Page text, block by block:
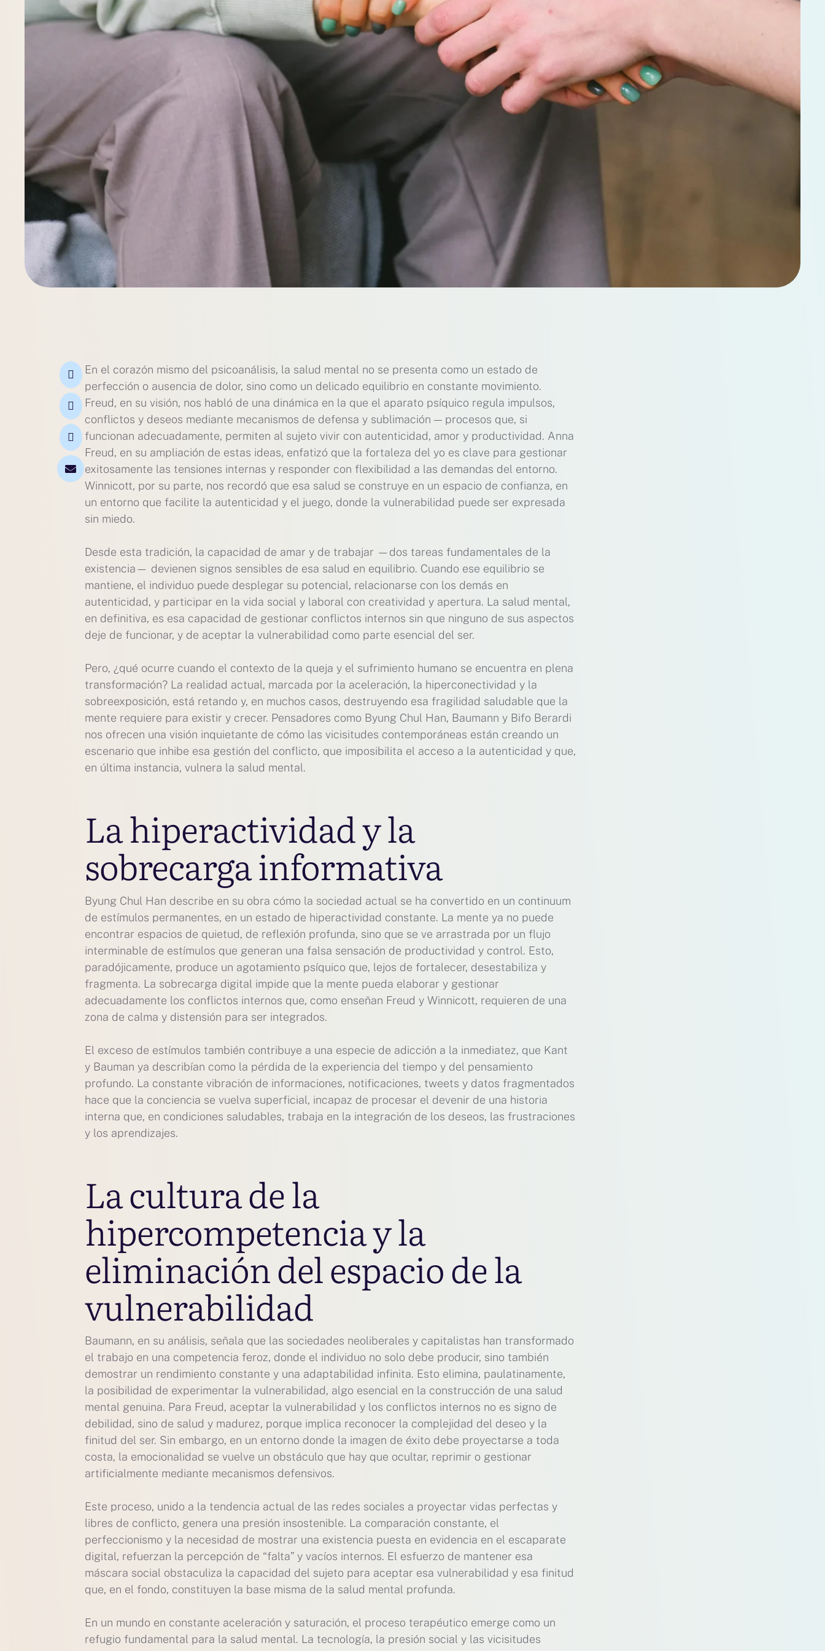
En el corazón mismo del psicoanálisis, la salud mental no se presenta como un estado de
perfección o ausencia de dolor, sino como un delicado equilibrio en constante movimiento.
Freud, en su visión, nos habló de una dinámica en la que el aparato psíquico regula impulsos,
conflictos y deseos mediante mecanismos de defensa y sublimación — procesos que, si
funcionan adecuadamente, permiten al sujeto vivir con autenticidad, amor y productividad. Anna
Freud, en su ampliación de estas ideas, enfatizó que la fortaleza del yo es clave para gestionar
exitosamente las tensiones internas y responder con flexibilidad a las demandas del entorno.
Winnicott, por su parte, nos recordó que esa salud se construye en un espacio de confianza, en
un entorno que facilite la autenticidad y el juego, donde la vulnerabilidad puede ser expresada
sin miedo.
Desde esta tradición, la capacidad de amar y de trabajar —dos tareas fundamentales de la
existencia— devienen signos sensibles de esa salud en equilibrio. Cuando ese equilibrio se
mantiene, el individuo puede desplegar su potencial, relacionarse con los demás en
autenticidad, y participar en la vida social y laboral con creatividad y apertura. La salud mental,
en definitiva, es esa capacidad de gestionar conflictos internos sin que ninguno de sus aspectos
deje de funcionar, y de aceptar la vulnerabilidad como parte esencial del ser.
Pero, ¿qué ocurre cuando el contexto de la queja y el sufrimiento humano se encuentra en plena
transformación? La realidad actual, marcada por la aceleración, la hiperconectividad y la
sobreexposición, está retando y, en muchos casos, destruyendo esa fragilidad saludable que la
mente requiere para existir y crecer. Pensadores como Byung Chul Han, Baumann y Bifo Berardi
nos ofrecen una visión inquietante de cómo las vicisitudes contemporáneas están creando un
escenario que inhibe esa gestión del conflicto, que imposibilita el acceso a la autenticidad y que,
en última instancia, vulnera la salud mental.
La hiperactividad y la
sobrecarga informativa
Byung Chul Han describe en su obra cómo la sociedad actual se ha convertido en un continuum
de estímulos permanentes, en un estado de hiperactividad constante. La mente ya no puede
encontrar espacios de quietud, de reflexión profunda, sino que se ve arrastrada por un flujo
interminable de estímulos que generan una falsa sensación de productividad y control. Esto,
paradójicamente, produce un agotamiento psíquico que, lejos de fortalecer, desestabiliza y
fragmenta. La sobrecarga digital impide que la mente pueda elaborar y gestionar
adecuadamente los conflictos internos que, como enseñan Freud y Winnicott, requieren de una
zona de calma y distensión para ser integrados.
El exceso de estímulos también contribuye a una especie de adicción a la inmediatez, que Kant
y Bauman ya describían como la pérdida de la experiencia del tiempo y del pensamiento
profundo. La constante vibración de informaciones, notificaciones, tweets y datos fragmentados
hace que la conciencia se vuelva superficial, incapaz de procesar el devenir de una historia
interna que, en condiciones saludables, trabaja en la integración de los deseos, las frustraciones
y los aprendizajes.
La cultura de la
hipercompetencia y la
eliminación del espacio de la
vulnerabilidad
Baumann, en su análisis, señala que las sociedades neoliberales y capitalistas han transformado
el trabajo en una competencia feroz, donde el individuo no solo debe producir, sino también
demostrar un rendimiento constante y una adaptabilidad infinita. Esto elimina, paulatinamente,
la posibilidad de experimentar la vulnerabilidad, algo esencial en la construcción de una salud
mental genuina. Para Freud, aceptar la vulnerabilidad y los conflictos internos no es signo de
debilidad, sino de salud y madurez, porque implica reconocer la complejidad del deseo y la
finitud del ser. Sin embargo, en un entorno donde la imagen de éxito debe proyectarse a toda
costa, la emocionalidad se vuelve un obstáculo que hay que ocultar, reprimir o gestionar
artificialmente mediante mecanismos defensivos.
Este proceso, unido a la tendencia actual de las redes sociales a proyectar vidas perfectas y
libres de conflicto, genera una presión insostenible. La comparación constante, el
perfeccionismo y la necesidad de mostrar una existencia puesta en evidencia en el escaparate
digital, refuerzan la percepción de “falta” y vacíos internos. El esfuerzo de mantener esa
máscara social obstaculiza la capacidad del sujeto para aceptar esa vulnerabilidad y esa finitud
que, en el fondo, constituyen la base misma de la salud mental profunda.
En un mundo en constante aceleración y saturación, el proceso terapéutico emerge como un
refugio fundamental para la salud mental. La tecnología, la presión social y las vicisitudes